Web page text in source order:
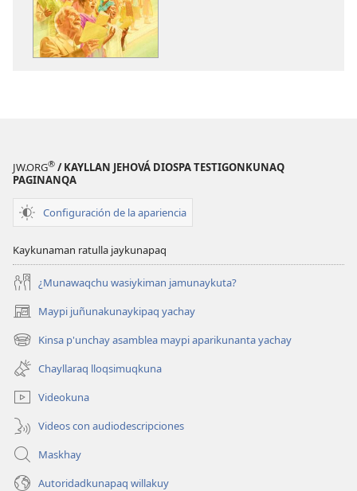
JW.ORG® / KAYLLAN JEHOVÁ DIOSPA TESTIGONKUNAQ
PAGINANQA
Configuración de la apariencia
Kaykunaman ratulla jaykunapaq
¿Munawaqchu wasiykiman jamunaykuta?
Maypi juñunakunaykipaq yachay
(abre
una
nueva
ventana)
Kinsa p'unchay asamblea maypi aparikunanta yachay
(abre
una
nueva
ventana)
Chayllaraq lloqsimuqkuna
Videokuna
Videos con audiodescripciones
Maskhay
Autoridadkunapaq willakuy